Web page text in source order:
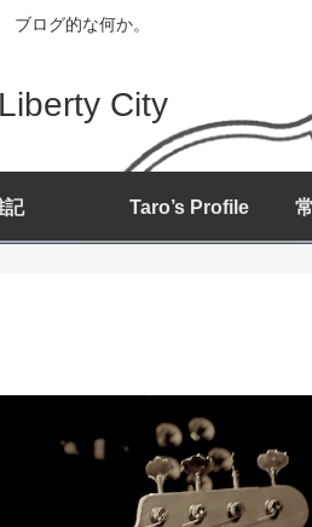
ブログ的な何か。
Liberty City
記 Taro’s Profile